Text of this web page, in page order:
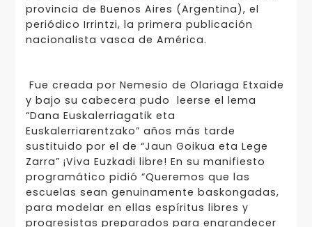
provincia de Buenos Aires (Argentina), el
periódico Irrintzi, la primera publicación
nacionalista vasca de América.
Fue creada por Nemesio de Olariaga Etxaide
y bajo su cabecera pudo leerse el lema
“Dana Euskalerriagatik eta
Euskalerriarentzako” años más tarde
sustituido por el de “Jaun Goikua eta Lege
Zarra” ¡Viva Euzkadi libre! En su manifiesto
programático pidió “Queremos que las
escuelas sean genuinamente baskongadas,
para modelar en ellas espíritus libres y
progresistas preparados para engrandecer